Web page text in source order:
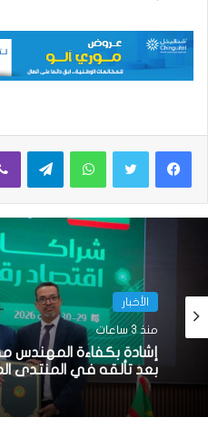
واتساب
الأخبار
منذ 3 ساعات
إشادة بكفاءة المهندس
بعد تألقه في المنتدى